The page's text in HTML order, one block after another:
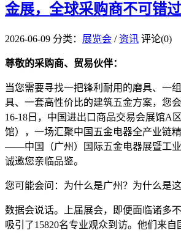
金展，全球采购商不可错
2026-06-09 分类： 展览会 / 资讯 评论(0)
尊敬的采购商、贸易伙伴：
当您需要寻找一把锋利耐用的磨具、一
具、一套高性价比的建筑五金方案，您
16-18日，中国进出口商品交易会展馆A
馆），一场汇聚中国五金电器全产业链
——中国（广州）国际五金电器展暨工业
诚邀您亲临品鉴。
您可能会问：为什么是广州？为什么是这
数据会说话。上届展会，即便面临诸多
吸引了15820名专业观众到访。他们来自